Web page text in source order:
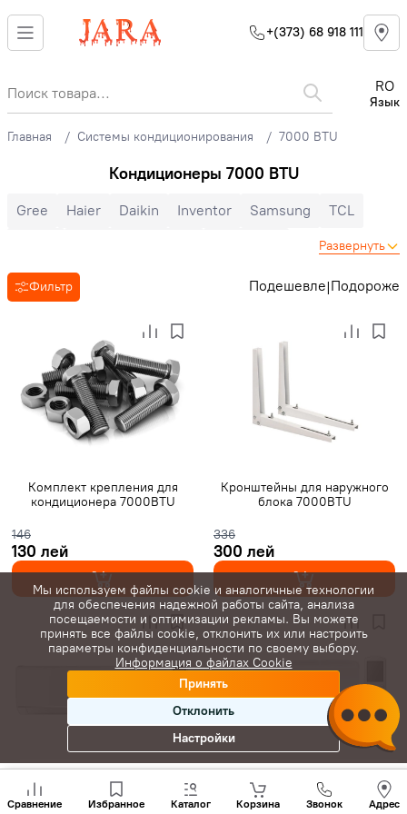
+(373) 68 918 111
RO
Язык
Главная Системы кондиционирования 7000 BTU
Кондиционеры 7000 BTU
Gree Haier Daikin Inventor Samsung
TCL
Cooper&Hunter
Hyundai Auratsu
Candy
Mitsubishi Heavy
Heiko
Royal Clima
Ariston
Инверторные
Gree инверторные
Класс A+++
7000 BTU
24000 BTU
28000 BTU 20 м² 25 м²
35 м²
С Wi-Fi
Развернуть
Фильтр Подешевле|Подороже
Комплект крепления для
кондиционера 7000BTU
146
130 лей
Кронштейны для наружного
блока 7000BTU
336
300 лей
Внутренний блок HOAPP FREE
FIVE HSZ-GX22VA 7000 BTU
Внутренний блок Samsung
Luzon R32 AR07TXHZAWKNEU
Сравнение Избранное Каталог Корзина Звонок Адрес
нам
+(373)
Мы используем файлы cookie и аналогичные технологии
для обеспечения надежной работы сайта, анализа
посещаемости и оптимизации рекламы. Вы можете
принять все файлы cookie, отклонить их или настроить
параметры конфиденциальности по своему выбору.
Информация о файлах Cookie
Принять
Отклонить
Настройки